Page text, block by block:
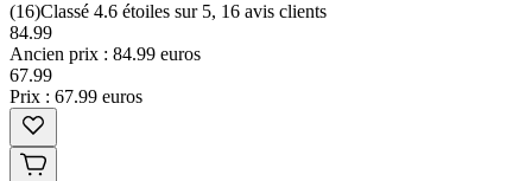
(16)Classé 4.6 étoiles sur 5, 16 avis clients
84.99
Ancien prix : 84.99 euros
67.99
Prix : 67.99 euros